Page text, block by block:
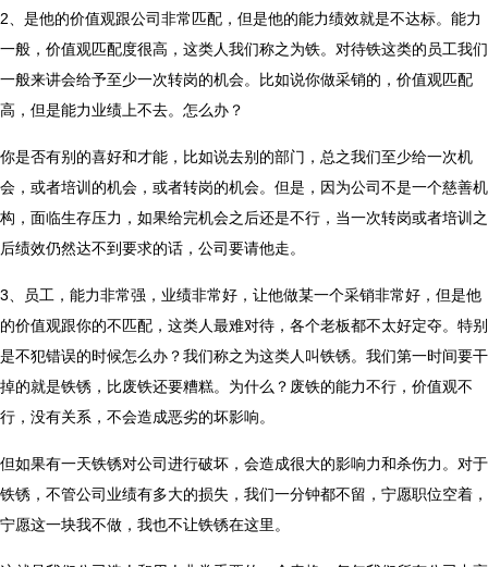
2、是他的价值观跟公司非常匹配，但是他的能力绩效就是不达标。能力
一般，价值观匹配度很高，这类人我们称之为铁。对待铁这类的员工我们
一般来讲会给予至少一次转岗的机会。比如说你做采销的，价值观匹配
高，但是能力业绩上不去。怎么办？
你是否有别的喜好和才能，比如说去别的部门，总之我们至少给一次机
会，或者培训的机会，或者转岗的机会。但是，因为公司不是一个慈善机
构，面临生存压力，如果给完机会之后还是不行，当一次转岗或者培训之
后绩效仍然达不到要求的话，公司要请他走。
3、员工，能力非常强，业绩非常好，让他做某一个采销非常好，但是他
的价值观跟你的不匹配，这类人最难对待，各个老板都不太好定夺。特别
是不犯错误的时候怎么办？我们称之为这类人叫铁锈。我们第一时间要干
掉的就是铁锈，比废铁还要糟糕。为什么？废铁的能力不行，价值观不
行，没有关系，不会造成恶劣的坏影响。
但如果有一天铁锈对公司进行破坏，会造成很大的影响力和杀伤力。对于
铁锈，不管公司业绩有多大的损失，我们一分钟都不留，宁愿职位空着，
宁愿这一块我不做，我也不让铁锈在这里。